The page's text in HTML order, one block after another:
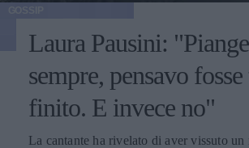
Laura Pausini:
sempre, pensavo
finito. E invece no"
La cantante ha rivelato di aver vissuto un